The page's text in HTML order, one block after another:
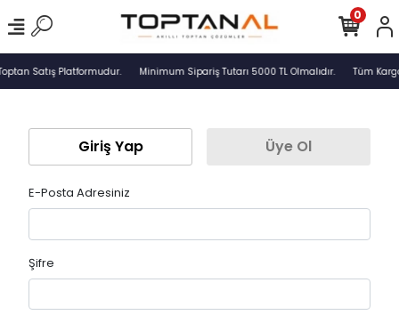
Satış Platformudur. Minimum Sipariş Tutarı 5000 TL Olmalıdır. Tüm
0
Giriş Yap Üye Ol
E-Posta Adresiniz
Şifre